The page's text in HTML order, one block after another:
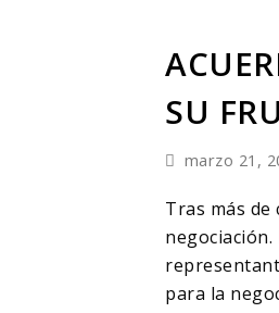
SU
marzo 21,
Tras más de
para la